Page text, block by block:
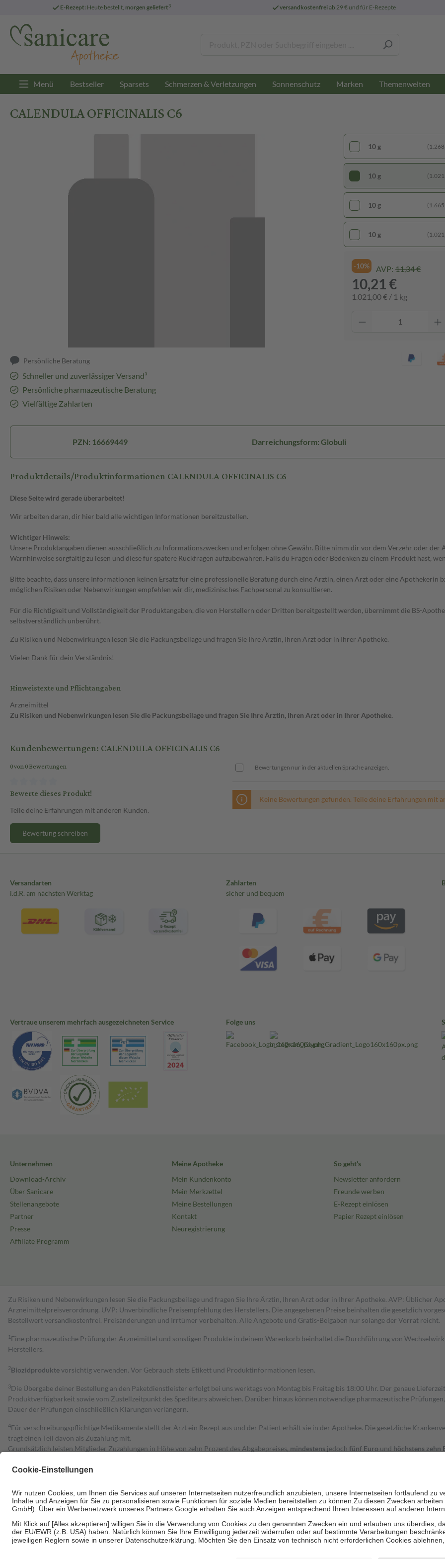
E-Rezept: Heute bestellt, morgen geliefert3 versandkostenfreiab 29 € und für E-Rezepte
Menü Bestseller Sparsets Schmerzen & Verletzungen Sonnenschutz Marken Themenwelten
CALENDULA OFFICINALIS C6
Persönliche Beratung
Schneller und zuverlässiger Versand³
Persönliche pharmazeutische Beratung
Vielfältige Zahlarten
10 g
10 g
10 g
10 g
-10% AVP: 11,34 €
10,21 €
1.021,00 € / 1 kg
PZN: 16669449 Darreichungsform: Globuli
Produktdetails/Produktinformationen CALENDULA OFFICINALIS C6
Diese Seite wird gerade überarbeitet!
Wir arbeiten daran, dir hier bald alle wichtigen Informationen bereitzustellen.
Wichtiger Hinweis:
Unsere Produktangaben dienen ausschließlich zu Informationszwecken und erfolgen ohne Gewähr. Bitte nimm dir vor dem Verzehr oder
Warnhinweise sorgfältig zu lesen und diese für spätere Rückfragen aufzubewahren. Falls du Fragen oder Bedenken zu einem Produkt hast,
Bitte beachte, dass unsere Informationen keinen Ersatz für eine professionelle Beratung durch eine Ärztin, einen Arzt oder eine Apothekerin
möglichen Risiken oder Nebenwirkungen empfehlen wir dir, medizinisches Fachpersonal zu konsultieren.
Für die Richtigkeit und Vollständigkeit der Produktangaben, die von Herstellern oder Dritten bereitgestellt werden, übernimmt die BS-
selbstverständlich unberührt.
Zu Risiken und Nebenwirkungen lesen Sie die Packungsbeilage und fragen Sie Ihre Ärztin, Ihren Arzt oder in Ihrer Apotheke.
Vielen Dank für dein Verständnis!
Hinweistexte und Pflichtangaben
Arzneimittel
Zu Risiken und Nebenwirkungen lesen Sie die Packungsbeilage und fragen Sie Ihre Ärztin, Ihren Arzt oder in Ihrer Apotheke.
Kundenbewertungen: CALENDULA OFFICINALIS C6
0 von 0 Bewertungen
Bewerte dieses Produkt!
Teile deine Erfahrungen mit anderen Kunden.
Bewertung schreiben
Bewertungen nur in der aktuellen Sprache anzeigen.
Keine Bewertungen gefunden. Teile deine Erfahrungen mit
Versandarten
i.d.R. am nächsten Werktag
Zahlarten
sicher und bequem
Vertraue unserem mehrfach ausgezeichneten Service Folge uns
Unternehmen
Download-Archiv
Über Sanicare
Stellenangebote
Partner
Presse
Affiliate Programm
Meine Apotheke
Mein Kundenkonto
Mein Merkzettel
Meine Bestellungen
Kontakt
Neuregistrierung
So geht's
Newsletter anfordern
Freunde werben
E-Rezept einlösen
Papier Rezept einlösen
Zu Risiken und Nebenwirkungen lesen Sie die Packungsbeilage und fragen Sie Ihre Ärztin, Ihren Arzt oder in Ihrer Apotheke. AVP: Üblicher
Arzneimittelpreisverordnung. UVP: Unverbindliche Preisempfehlung des Herstellers. Die angegebenen Preise beinhalten die gesetzlich
Bestell­wert versand­kosten­frei. Preisänderungen und Irrtümer vorbehalten. Alle Angebote und Gratis-Beigaben nur solange der Vorrat reicht.
1 Eine pharmazeutische Prüfung der Arzneimittel und sonstigen Produkte in deinem Warenkorb beinhaltet die Durchführung von
Herstellers.
2Biozidproduktevorsichtig verwenden. Vor Gebrauch stets Etikett und Produktinformationen lesen.
3Die Übergabe deiner Bestellung an den Paketdienstleister erfolgt bei uns werktags von Montag bis Freitag bis 18:00 Uhr. Der genaue
Produktverfügbarkeit sowie vom Zustellzeitpunkt des Spediteurs abweichen. Darüber hinaus können notwendige pharmazeutische
Dauer der Prüfungen einschließlich Klärungen verlängern.
4Für verschreibungspflichtige Medikamente stellt der Arzt ein Rezept aus und der Patient erhält sie in der Apotheke. Die gesetzliche
trägt einen Teil davon als Zuzahlung mit.
Grundsätzlich leisten Mitglieder Zuzahlungen in Höhe von zehn Prozent des Abgabepreises, mindestens jedoch fünf Euro und höchstens zehn
Diese Regeln gelten grundsätzlich auch für Online-Apotheken.
Um das Engagement der Versicherten für ihre eigene Gesundheit zu stärken und die besondere Stellung der Familie zu unterstützen, fallen
• Kindern und Jugendlichen bis zum vollendeten 18. Lebensjahr mit Ausnahme der Fahrkosten
• Untersuchungen zur Vorsorge und Früherkennung, die von der GKV getragen werden
• empfohlenen Schutzimpfungen
• Harn- und Blutteststreifen